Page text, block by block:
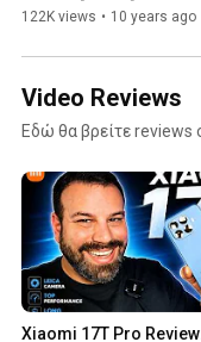
122K views • 10 years ago
Video Reviews
Εδώ θα βρείτε
Xiaomi 17T Pro